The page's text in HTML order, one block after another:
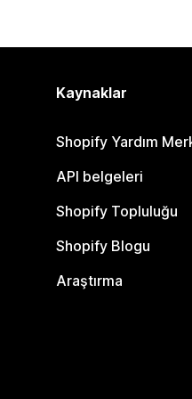
Kaynaklar
Shopify Yardım
API belgeleri
Shopify Topluluğu
Shopify Blogu
Araştırma